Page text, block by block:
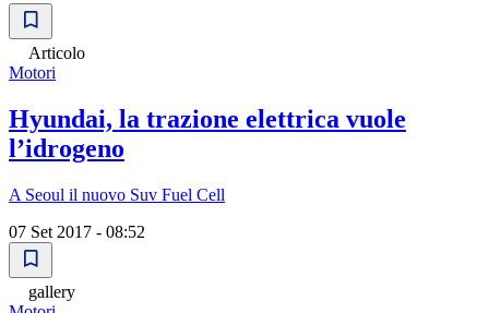
Articolo
Motori
Hyundai, la trazione elettrica vuole
lʼidrogeno
A Seoul il nuovo Suv Fuel Cell
07 Set 2017 - 08:52
gallery